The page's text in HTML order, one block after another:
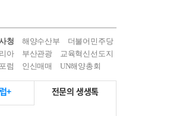
청 해양수산부
더불어민주당
아 부산관광
교육혁신선도지
럼 인신매매 UN해양총회
+ 전문의 생생톡